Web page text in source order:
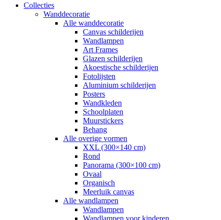
Collecties
Wanddecoratie
Alle wanddecoratie
Canvas schilderijen
Wandlampen
Art Frames
Glazen schilderijen
Akoestische schilderijen
Fotolijsten
Aluminium schilderijen
Posters
Wandkleden
Schoolplaten
Muurstickers
Behang
Alle overige vormen
XXL (300×140 cm)
Rond
Panorama (300×100 cm)
Ovaal
Organisch
Meerluik canvas
Alle wandlampen
Wandlampen
Wandlampen voor kinderen